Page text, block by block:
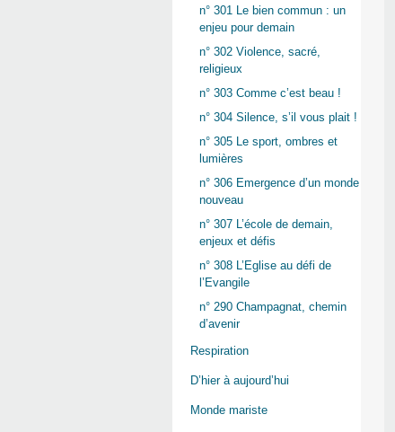
n° 301 Le bien commun : un
enjeu pour demain
n° 302 Violence, sacré,
religieux
n° 303 Comme c’est beau !
n° 304 Silence, s’il vous plait !
n° 305 Le sport, ombres et
lumières
n° 306 Emergence d’un monde
nouveau
n° 307 L’école de demain,
enjeux et défis
n° 308 L’Eglise au défi de
l’Evangile
n° 290 Champagnat, chemin
d’avenir
Respiration
D’hier à aujourd’hui
Monde mariste